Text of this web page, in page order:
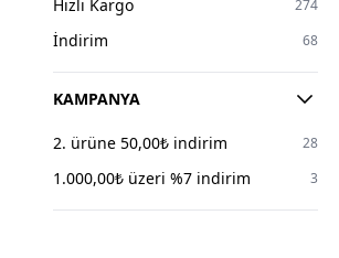
Limited Black
LOISY
Hızlı Kargo 274
İndirim 68
KAMPANYA
2. ürüne 50,00₺ indirim 28
1.000,00₺ üzeri %7 indirim 3